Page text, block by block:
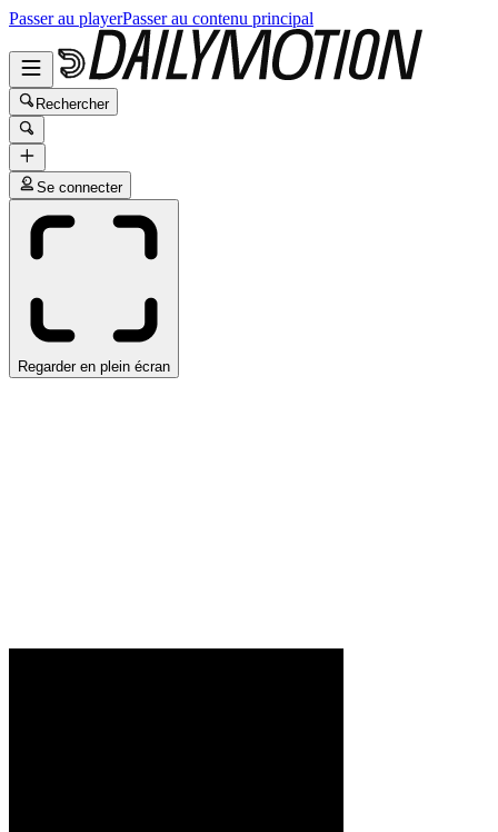
Passer au playerPasser au contenu principal
Rechercher
Se connecter
Regarder en plein écran